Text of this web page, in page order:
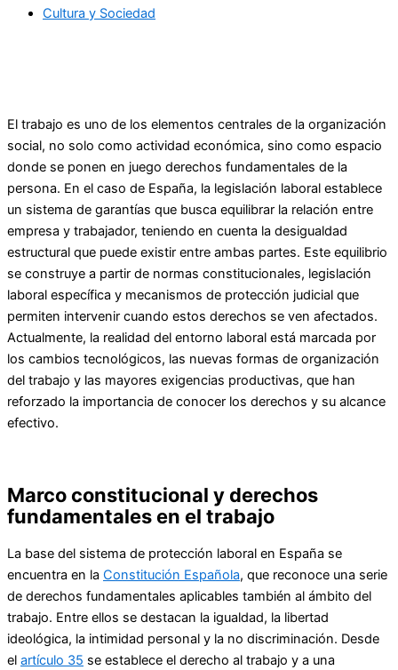
Cultura y Sociedad
El trabajo es uno de los elementos centrales de la organización
social, no solo como actividad económica, sino como espacio
donde se ponen en juego derechos fundamentales de la
persona. En el caso de España, la legislación laboral establece
un sistema de garantías que busca equilibrar la relación entre
empresa y trabajador, teniendo en cuenta la desigualdad
estructural que puede existir entre ambas partes. Este equilibrio
se construye a partir de normas constitucionales, legislación
laboral específica y mecanismos de protección judicial que
permiten intervenir cuando estos derechos se ven afectados.
Actualmente, la realidad del entorno laboral está marcada por
los cambios tecnológicos, las nuevas formas de organización
del trabajo y las mayores exigencias productivas, que han
reforzado la importancia de conocer los derechos y su alcance
efectivo.
Marco constitucional y derechos
fundamentales en el trabajo
La base del sistema de protección laboral en España se
encuentra en la Constitución Española, que reconoce una serie
de derechos fundamentales aplicables también al ámbito del
trabajo. Entre ellos se destacan la igualdad, la libertad
ideológica, la intimidad personal y la no discriminación. Desde
el artículo 35 se establece el derecho al trabajo y a una